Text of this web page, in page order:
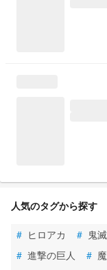
人気のタグから探す
# ヒロアカ # 鬼
# 進撃の巨人 #